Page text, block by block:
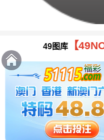
49图库【